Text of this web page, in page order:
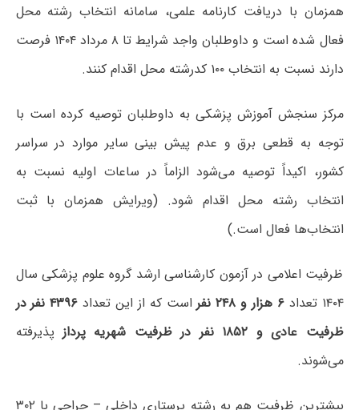
همزمان با دریافت کارنامه علمی، سامانه انتخاب رشته محل
فعال شده است و داوطلبان واجد شرایط تا ۸ مرداد ۱۴۰۴ فرصت
دارند نسبت به انتخاب ۱۰۰ کدرشته محل اقدام کنند.
مرکز سنجش آموزش پزشکی به داوطلبان توصیه کرده است با
توجه به قطعی برق و عدم پیش بینی سایر موارد در سراسر
کشور، اکیداً توصیه می‌شود الزاماً در ساعات اولیه نسبت به
انتخاب رشته محل اقدام شود. (ویرایش همزمان با ثبت
انتخاب‌ها فعال است.)
ظرفیت اعلامی در آزمون کارشناسی ارشد گروه علوم پزشکی سال
۱۴۰۴ تعداد
۶ هزار و ۲۴۸ نفر است که از این تعداد
۴۳۹۶ نفر در
ظرفیت عادی و ۱۸۵۲ نفر در ظرفیت شهریه پرداز
پذیرفته
می‌شوند.
بیشترین ظرفیت هم به رشته پرستاری داخلی – جراحی با ۳۰۲